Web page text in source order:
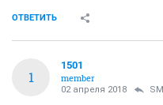
ОТВЕТИТЬ
1
1501
member
02 апреля 2018